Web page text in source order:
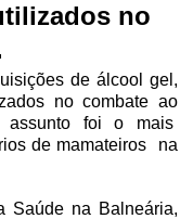
no
de álcool gel,
no combate ao
assunto foi o mais
de mamateiros
na
Saúde na Balneária,